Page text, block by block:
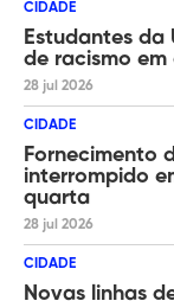
CIDADE
Estudantes da
de racismo
28 jul 2026
CIDADE
Fornecimento
interrompido
quarta
28 jul 2026
CIDADE
Novas linhas